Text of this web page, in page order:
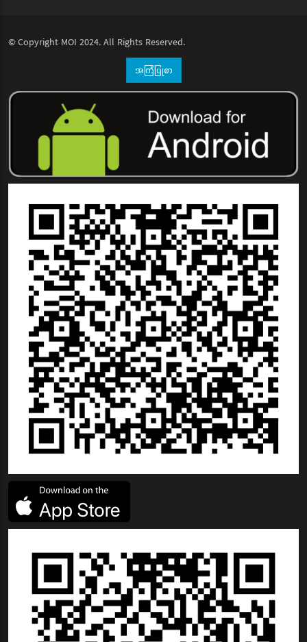
© Copyright MOI 2024. All Rights Reserved.
အကြံပြုစာ